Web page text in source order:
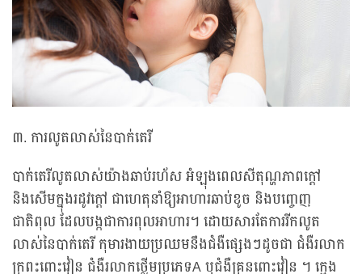
៣. ការលូតលាស់នៃបាក់តេរី
បាក់តេរីលូតលាស់យ៉ាងឆាប់រហ័ស អំឡុងពេលសីតុណ្ហភាពក្តៅ
និងសើមក្នុងរដូវក្តៅ ជាហេតុនាំឱ្យអាហារឆាប់ខូច និងបញ្ចេញ
ជាតិពុល ដែលបង្កជាការពុលអាហារ។ ដោយសារតែការរីកលូត
លាស់នៃបាក់តេរី កុមារងាយប្រឈមនឹងជំងឺផ្សេងៗដូចជា ជំងឺរលាក
ក្រពះពោះវៀន ជំងឺរលាកថ្លើមប្រភេទA ឬជំងឺគ្រុនពោះវៀន ។ ក្មេង